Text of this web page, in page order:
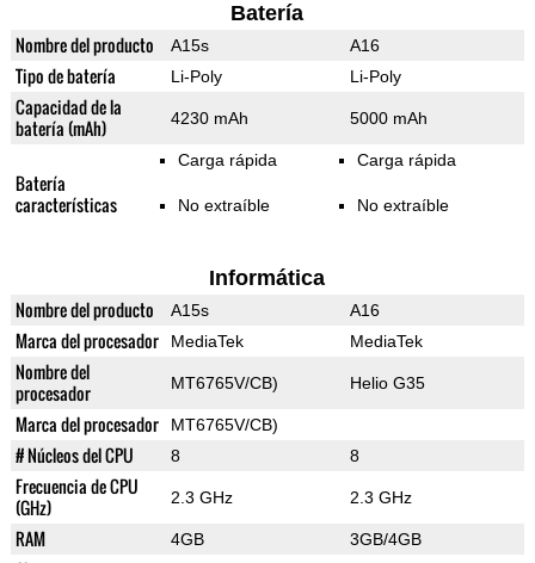
Batería
Nombre del producto A15s A16
Tipo de batería Li-Poly Li-Poly
Capacidad de la
batería (mAh)
4230 mAh 5000 mAh
Batería
características
Carga rápida
No extraíble
Carga rápida
No extraíble
Informática
Nombre del producto A15s A16
Marca del procesador MediaTek MediaTek
Nombre del
procesador
MT6765V/CB) Helio G35
Marca del procesador MT6765V/CB)
# Núcleos del CPU 8 8
Frecuencia de CPU
(GHz)
2.3 GHz 2.3 GHz
RAM 4GB 3GB/4GB